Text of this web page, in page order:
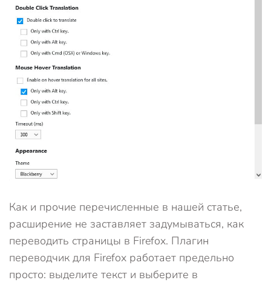
Как и прочие перечисленные в нашей статье,
расширение не заставляет задумываться, как
переводить страницы в Firefox. Плагин
переводчик для Firefox работает предельно
просто: выделите текст и выберите в